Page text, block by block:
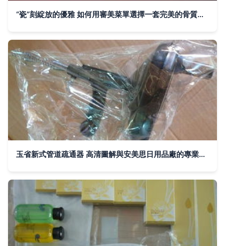
“瓷”刻綻放的優雅 如何用審美菜單選擇一套完美的骨質瓷餐具？
玉省新式管道疏通器 高清圖解與安美思日用品廠的專業制造